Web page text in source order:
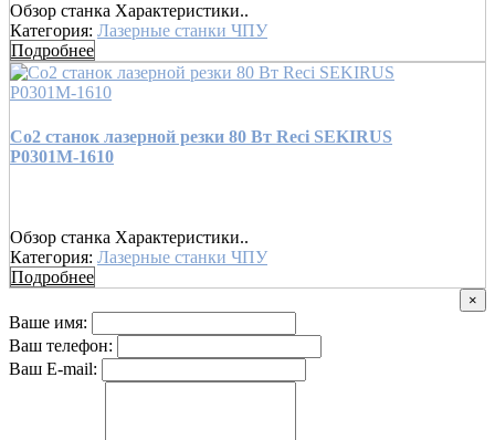
Обзор станка Характеристики..
Категория: Лазерные станки ЧПУ
Подробнее
Co2 станок лазерной резки 80 Вт Reci SEKIRUS
P0301М-1610
Обзор станка Характеристики..
Категория: Лазерные станки ЧПУ
Подробнее
×
Ваше имя:
Ваш телефон:
Ваш E-mail: